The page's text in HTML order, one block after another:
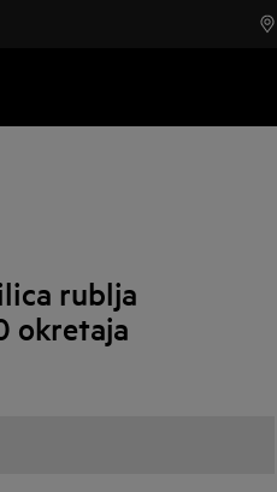
rublja
okretaja